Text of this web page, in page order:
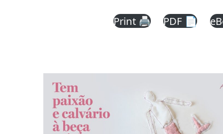
Print 🖨 PDF 📄